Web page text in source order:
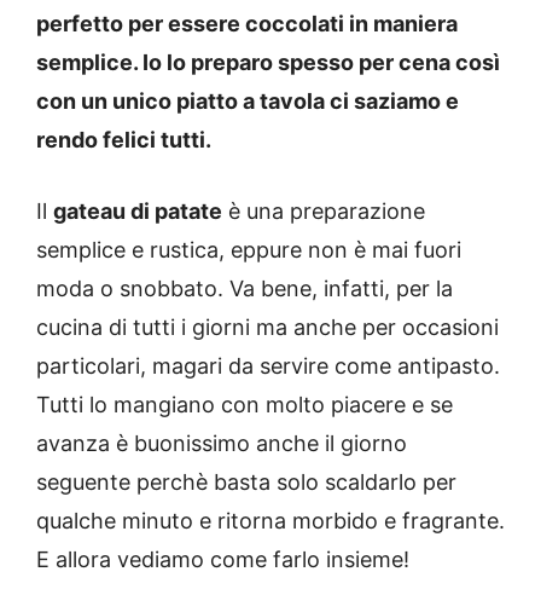
perfetto per essere coccolati in maniera
semplice. Io lo preparo spesso per cena così
con un unico piatto a tavola ci saziamo e
rendo felici tutti.
Il gateau di patate è una preparazione
semplice e rustica, eppure non è mai fuori
moda o snobbato. Va bene, infatti, per la
cucina di tutti i giorni ma anche per occasioni
particolari, magari da servire come antipasto.
Tutti lo mangiano con molto piacere e se
avanza è buonissimo anche il giorno
seguente perchè basta solo scaldarlo per
qualche minuto e ritorna morbido e fragrante.
E allora vediamo come farlo insieme!